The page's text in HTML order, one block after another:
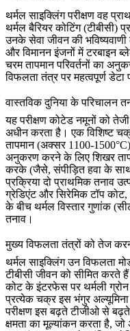
थर्मल साइक्लिंग परीक्षण वह
थर्मल बैरियर कोटिंग (टीबीसी)
उनके सेवा जीवन की
और विमाननइंजनों में टरबाइन
चरम तापमान परिवर्तनों का
विफलता तंत्र पर महत्वपूर्ण डेटा
वास्तविक दुनिया के परिचालन
यह परीक्षण कोटेड नमूनों को
अधीन करता है। एक विशिष्ट
तापमान (अक्सर 1100-
अनुकरण करने के लिए शिखर
करके (जैसे, संपीड़ित हवा के
प्रक्रिया दो प्राथमिक तनाव
ग्रेडिएंट और सिरेमिक टॉप
के बीच थर्मल विस्तार गुणांक
तनाव।
मुख्य विफलता तंत्रों को तेज
थर्मल साइक्लिंग उन विफलता
टीबीसी जीवन को सीमित करते
कोट के इंटरफेस पर थर्मली
प्रत्येक चक्र इस भंगुर
परीक्षण इस बढ़ते टीजीओ से
क्षमता का मूल्यांकन करता है,